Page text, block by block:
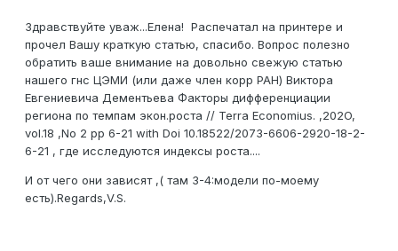
Здравствуйте уваж...Елена! Распечатал на принтере и
прочел Вашу краткую статью, спасибо. Вопрос полезно
обратить ваше внимание на довольно свежую статью
нашего гнс ЦЭМИ (или даже член корр РАН) Виктора
Евгениевича Дементьева Факторы дифференциации
региона по темпам экон.роста // Terra Economius. ,202O,
vol.18 ,No 2 pp 6-21 with Doi 10.18522/2073-6606-2920-18-2-
6-21 , где исследуются индексы роста....
И от чего они зависят ,( там 3-4:модели по-моему
есть).Regards,V.S.